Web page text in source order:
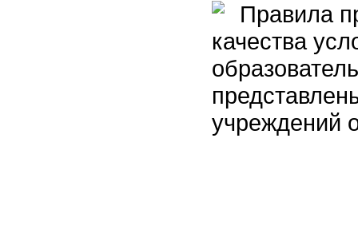
Правила
качества
учреждений